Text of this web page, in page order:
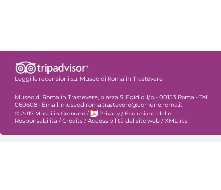
Leggi le recensioni su: Museo di Roma in Trastevere
Museo di Roma in Trastevere, piazza S. Egidio, 1/b - 00153 Roma - Tel.
060608 - Email: museodiroma.trastevere@comune.roma.it
© 2017 Musei in Comune / Privacy / Esclusione delle
Responsabilità / Credits / Accessibilità del sito web / XML-rss